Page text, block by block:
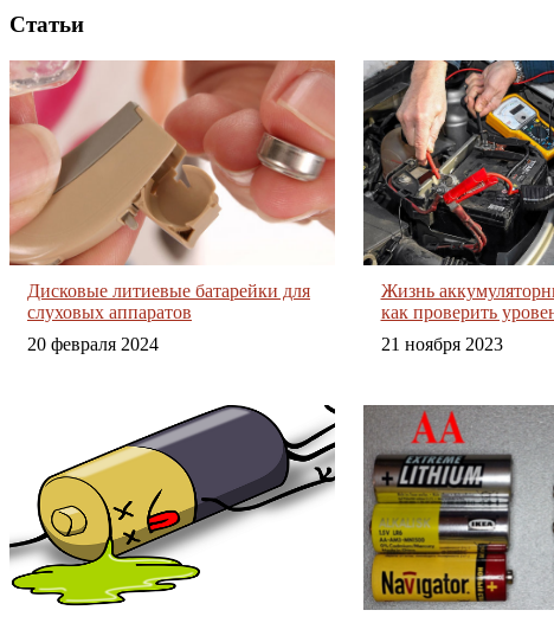
Статьи
Дисковые литиевые батарейки для
слуховых аппаратов
20 февраля 2024
Жизнь
как проверить
21 ноября 2023